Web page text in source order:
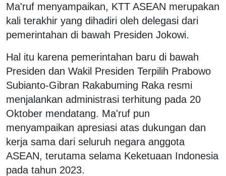
Ma'ruf menyampaikan, KTT ASEAN merupakan
kali terakhir yang dihadiri oleh delegasi dari
pemerintahan di bawah Presiden Jokowi.
Hal itu karena pemerintahan baru di bawah
Presiden dan Wakil Presiden Terpilih Prabowo
Subianto-Gibran Rakabuming Raka resmi
menjalankan administrasi terhitung pada 20
Oktober mendatang. Ma'ruf pun
menyampaikan apresiasi atas dukungan dan
kerja sama dari seluruh negara anggota
ASEAN, terutama selama Keketuaan Indonesia
pada tahun 2023.